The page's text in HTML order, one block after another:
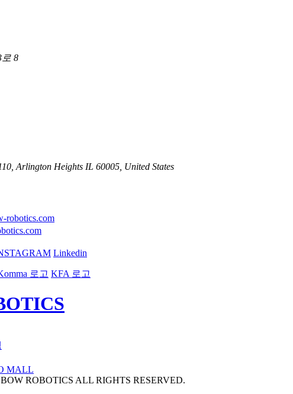
8
Arlington Heights IL 60005, United States
robotics.com
Linkedin
로고 KFA 로고
MALL
ROBOTICS ALL RIGHTS RESERVED.